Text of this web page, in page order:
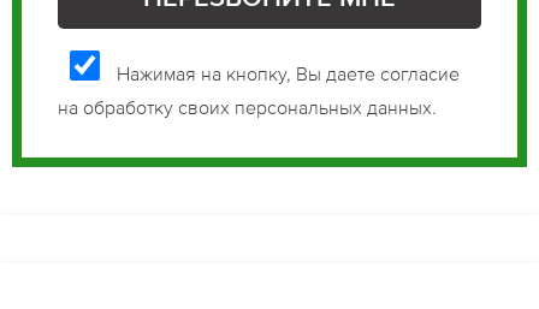
Нажимая на кнопку, Вы даете согласие
на обработку своих персональных данных.